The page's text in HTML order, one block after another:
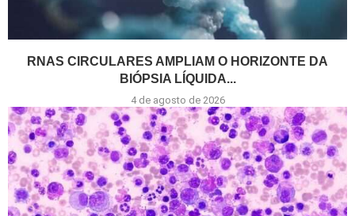
RNAS CIRCULARES AMPLIAM O HORIZONTE DA
BIÓPSIA LÍQUIDA...
4 de agosto de 2026